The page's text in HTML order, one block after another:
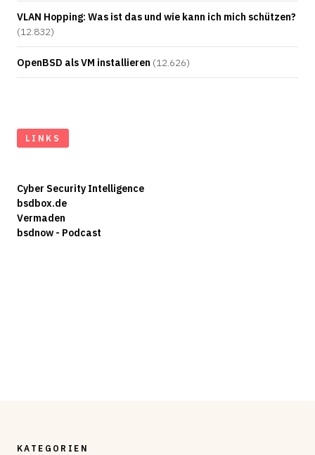
VLAN Hopping: Was ist das und wie kann ich mich schützen?
(12.832)
OpenBSD als VM installieren (12.626)
LINKS
Cyber Security Intelligence
bsdbox.de
Vermaden
bsdnow - Podcast
KATEGORIEN